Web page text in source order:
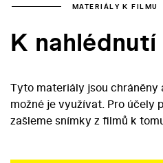
MATERIÁLY K FILMU
K nahlédnutí
Tyto materiály jsou
možné je využívat. Pro účely
zašleme snímky z filmů k